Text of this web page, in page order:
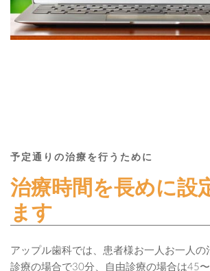
予定通りの治療を行うために
治療時間を長めに設
ます
アップル歯科では、患者様お一人お一人の
診療の場合で30分、自由診療の場合は45